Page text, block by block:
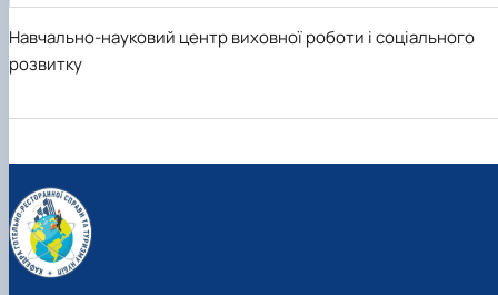
Навчально-науковий центр виховної роботи і соціального
розвитку